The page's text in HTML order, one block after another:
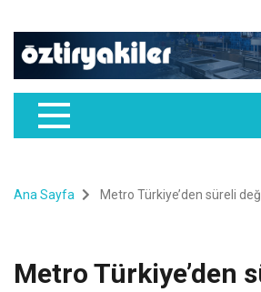
Ana Sayfa Metro Türkiye’den süreli
Metro Türkiye’den